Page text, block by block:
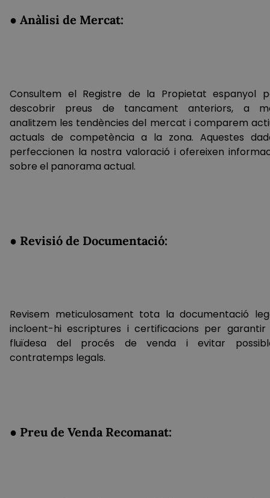
● Anàlisi de Mercat:
Consultem el Registre de la Propietat espanyol
descobrir preus de tancament anteriors, a
analitzem les tendències del mercat i comparem
actuals de competència a la zona. Aquestes
perfeccionen la nostra valoració i ofereixen
sobre el panorama actual.
● Revisió de Documentació:
Revisem meticulosament tota la documentació
incloent-hi escriptures i certificacions per garantir
fluïdesa del procés de venda i evitar
contratemps legals.
● Preu de Venda Recomanat: